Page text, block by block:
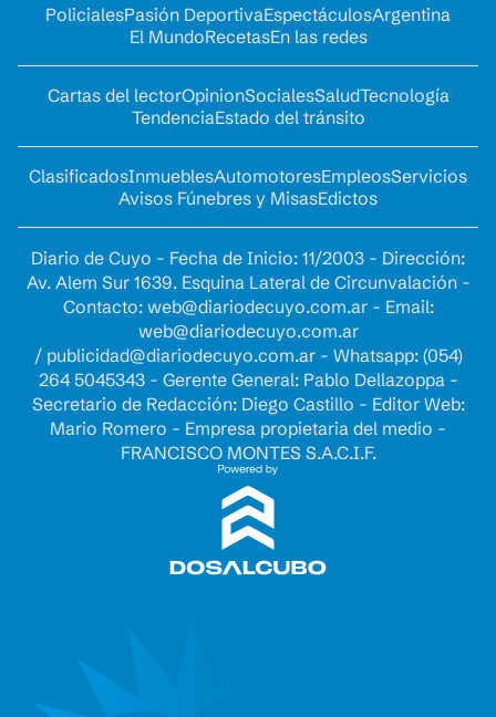
PolicialesPasión DeportivaEspectáculosArgentina
El MundoRecetasEn las redes
Cartas del lectorOpinionSocialesSaludTecnología
TendenciaEstado del tránsito
ClasificadosInmueblesAutomotoresEmpleosServicios
Avisos Fúnebres y MisasEdictos
Diario de Cuyo - Fecha de Inicio: 11/2003 - Dirección:
Av. Alem Sur 1639. Esquina Lateral de Circunvalación -
Contacto: web@diariodecuyo.com.ar- Email:
web@diariodecuyo.com.ar
/ publicidad@diariodecuyo.com.ar- Whatsapp: (054)
264 5045343 - Gerente General: Pablo Dellazoppa -
Secretario de Redacción: Diego Castillo - Editor Web:
Mario Romero - Empresa propietaria del medio -
FRANCISCO MONTES S.A.C.I.F.